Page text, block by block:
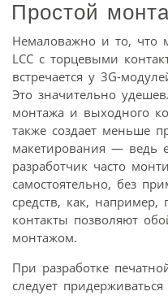
Простой
Немаловажно и то, что
LCC с торцевыми
встречается у 3G-
Это значительно
монтажа и выходного
также создает меньше
макетирования — ведь
разработчик часто
самостоятельно, без
средств, как, например,
контакты позволяют
монтажом.
При разработке
следует